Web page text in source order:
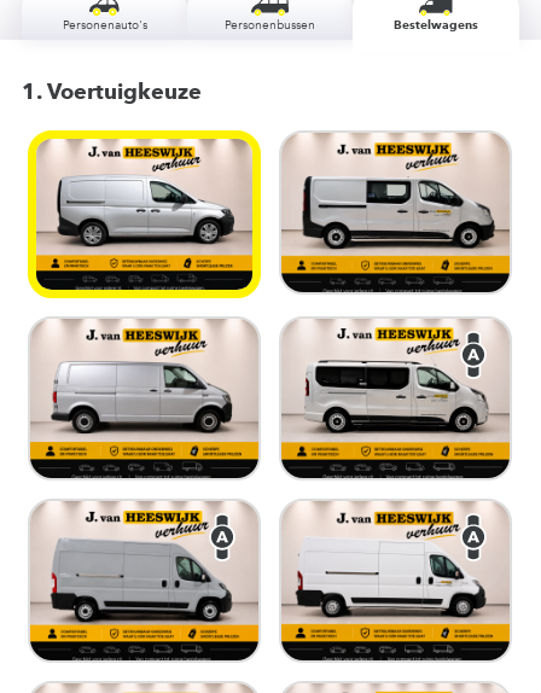
Personenauto's Personenbussen Bestelwagens
1. Voertuigkeuze